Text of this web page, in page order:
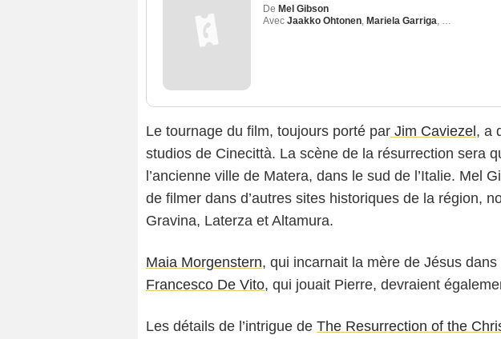
De Mel Gibson
Avec Jaakko Ohtonen, Mariela Garriga, Kasia
Le tournage du film, toujours porté par Jim Caviezel, a
studios de Cinecittà. La scène de la résurrection sera
l’ancienne ville de Matera, dans le sud de l’Italie. Mel
de filmer dans d’autres sites historiques de la région,
Gravina, Laterza et Altamura.
Maia Morgenstern, qui incarnait la mère de Jésus
Francesco De Vito, qui jouait Pierre, devraient
Les détails de l’intrigue de The Resurrection of the
lionsgate